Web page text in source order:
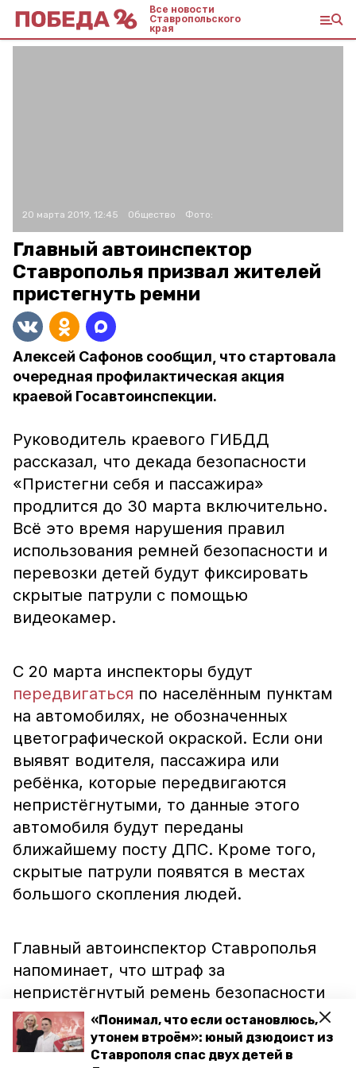
«Понимал, что если остановлюсь,
утонем втроём»: юный дзюдоист из
Ставрополя спас двух детей в
Все новости
Ставропольского
края
20 марта 2019, 12:45 Общество Фото:
Главный автоинспектор
Ставрополья призвал жителей
пристегнуть ремни
Алексей Сафонов сообщил, что стартовала
очередная профилактическая акция
краевой Госавтоинспекции.
Руководитель краевого ГИБДД
рассказал, что декада безопасности
«Пристегни себя и пассажира»
продлится до 30 марта включительно.
Всё это время нарушения правил
использования ремней безопасности и
перевозки детей будут фиксировать
скрытые патрули с помощью
видеокамер.
С 20 марта инспекторы будут
передвигаться по населённым пунктам
на автомобилях, не обозначенных
цветографической окраской. Если они
выявят водителя, пассажира или
ребёнка, которые передвигаются
непристёгнутыми, то данные этого
автомобиля будут переданы
ближайшему посту ДПС. Кроме того,
скрытые патрули появятся в местах
большого скопления людей.
Главный автоинспектор Ставрополья
напоминает, что штраф за
непристёгнутый ремень безопасности
для водителя и пассажира составляет
тысячу рублей. Перевозка детей без
специального кресла — три тысячи